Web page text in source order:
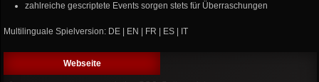
zahlreiche gescriptete Events sorgen stets für Überraschungen
Multilinguale Spielversion: DE | EN | FR | ES | IT
Webseite